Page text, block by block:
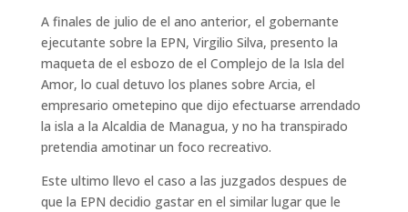
A finales de julio de el ano anterior, el gobernante
ejecutante sobre la EPN, Virgilio Silva, presento la
maqueta de el esbozo de el Complejo de la Isla del
Amor, lo cual detuvo los planes sobre Arcia, el
empresario ometepino que dijo efectuarse arrendado
la isla a la Alcaldia de Managua, y no ha transpirado
pretendia amotinar un foco recreativo.
Este ultimo llevo el caso a las juzgados despues de
que la EPN decidio gastar en el similar lugar que le